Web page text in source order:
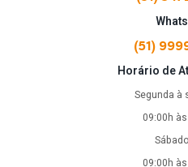
Kit de Costura: acomoda
Armazenamento Doméstico:
artesanato, eletrônicos, cabos
Não importa onde você esteja
oficina ou à beira do rio —, a
Especificações Técnicas
Modelo: Maleta Premium 3
(51)
Horário de
Segunda à
09:00h
09:00h